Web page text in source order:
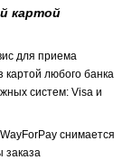
картой
для приема
любого банка
систем: Visa и
снимается
заказа